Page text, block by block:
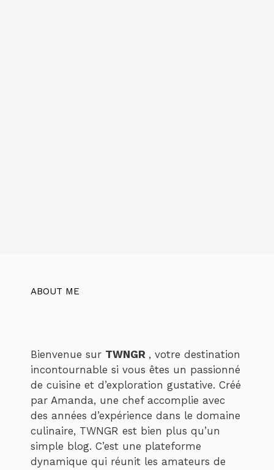
ABOUT ME
Bienvenue sur TWNGR , votre destination
incontournable si vous êtes un passionné
de cuisine et d’exploration gustative. Créé
par Amanda, une chef accomplie avec
des années d’expérience dans le domaine
culinaire, TWNGR est bien plus qu’un
simple blog. C’est une plateforme
dynamique qui réunit les amateurs de